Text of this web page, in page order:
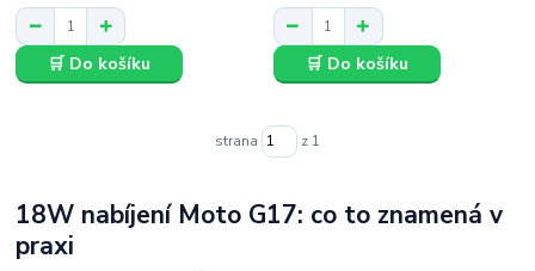
🛒 Do košíku 🛒 Do košíku
strana z 1
18W nabíjení Moto G17: co to znamená v
praxi